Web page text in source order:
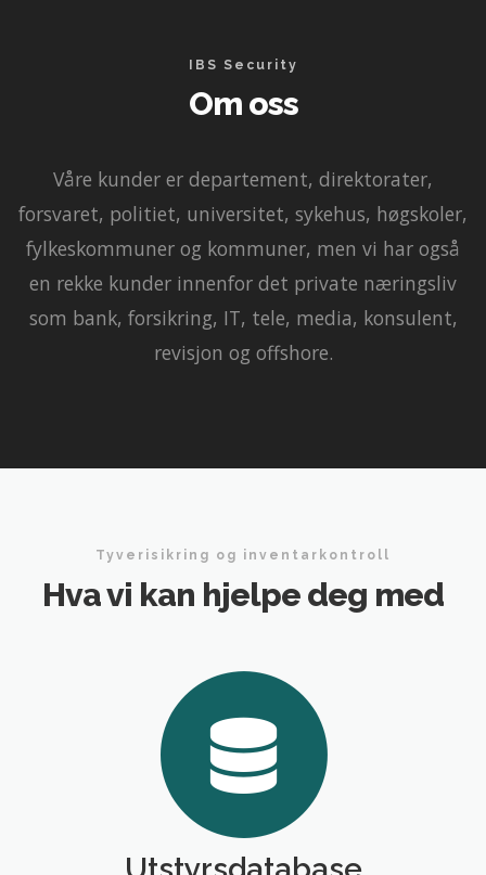
IBS Security
Om oss
Våre kunder er departement, direktorater,
forsvaret, politiet, universitet, sykehus, høgskoler,
fylkeskommuner og kommuner, men vi har også
en rekke kunder innenfor det private næringsliv
som bank, forsikring, IT, tele, media, konsulent,
revisjon og offshore.
Tyverisikring og inventarkontroll
Hva vi kan hjelpe deg med